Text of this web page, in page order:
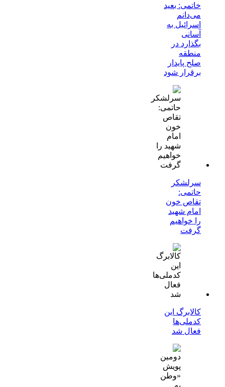
خاتمی: بعید
می‌دانم
اسرائیل به
آسانی
بگذارد در
منطقه
صلح پایدار
برقرار شود
سرلشکر
حاتمی:
تقاص خون
امام شهید
را خواهیم
گرفت
کالابرگ این
کدملی‌ها
فعال شد